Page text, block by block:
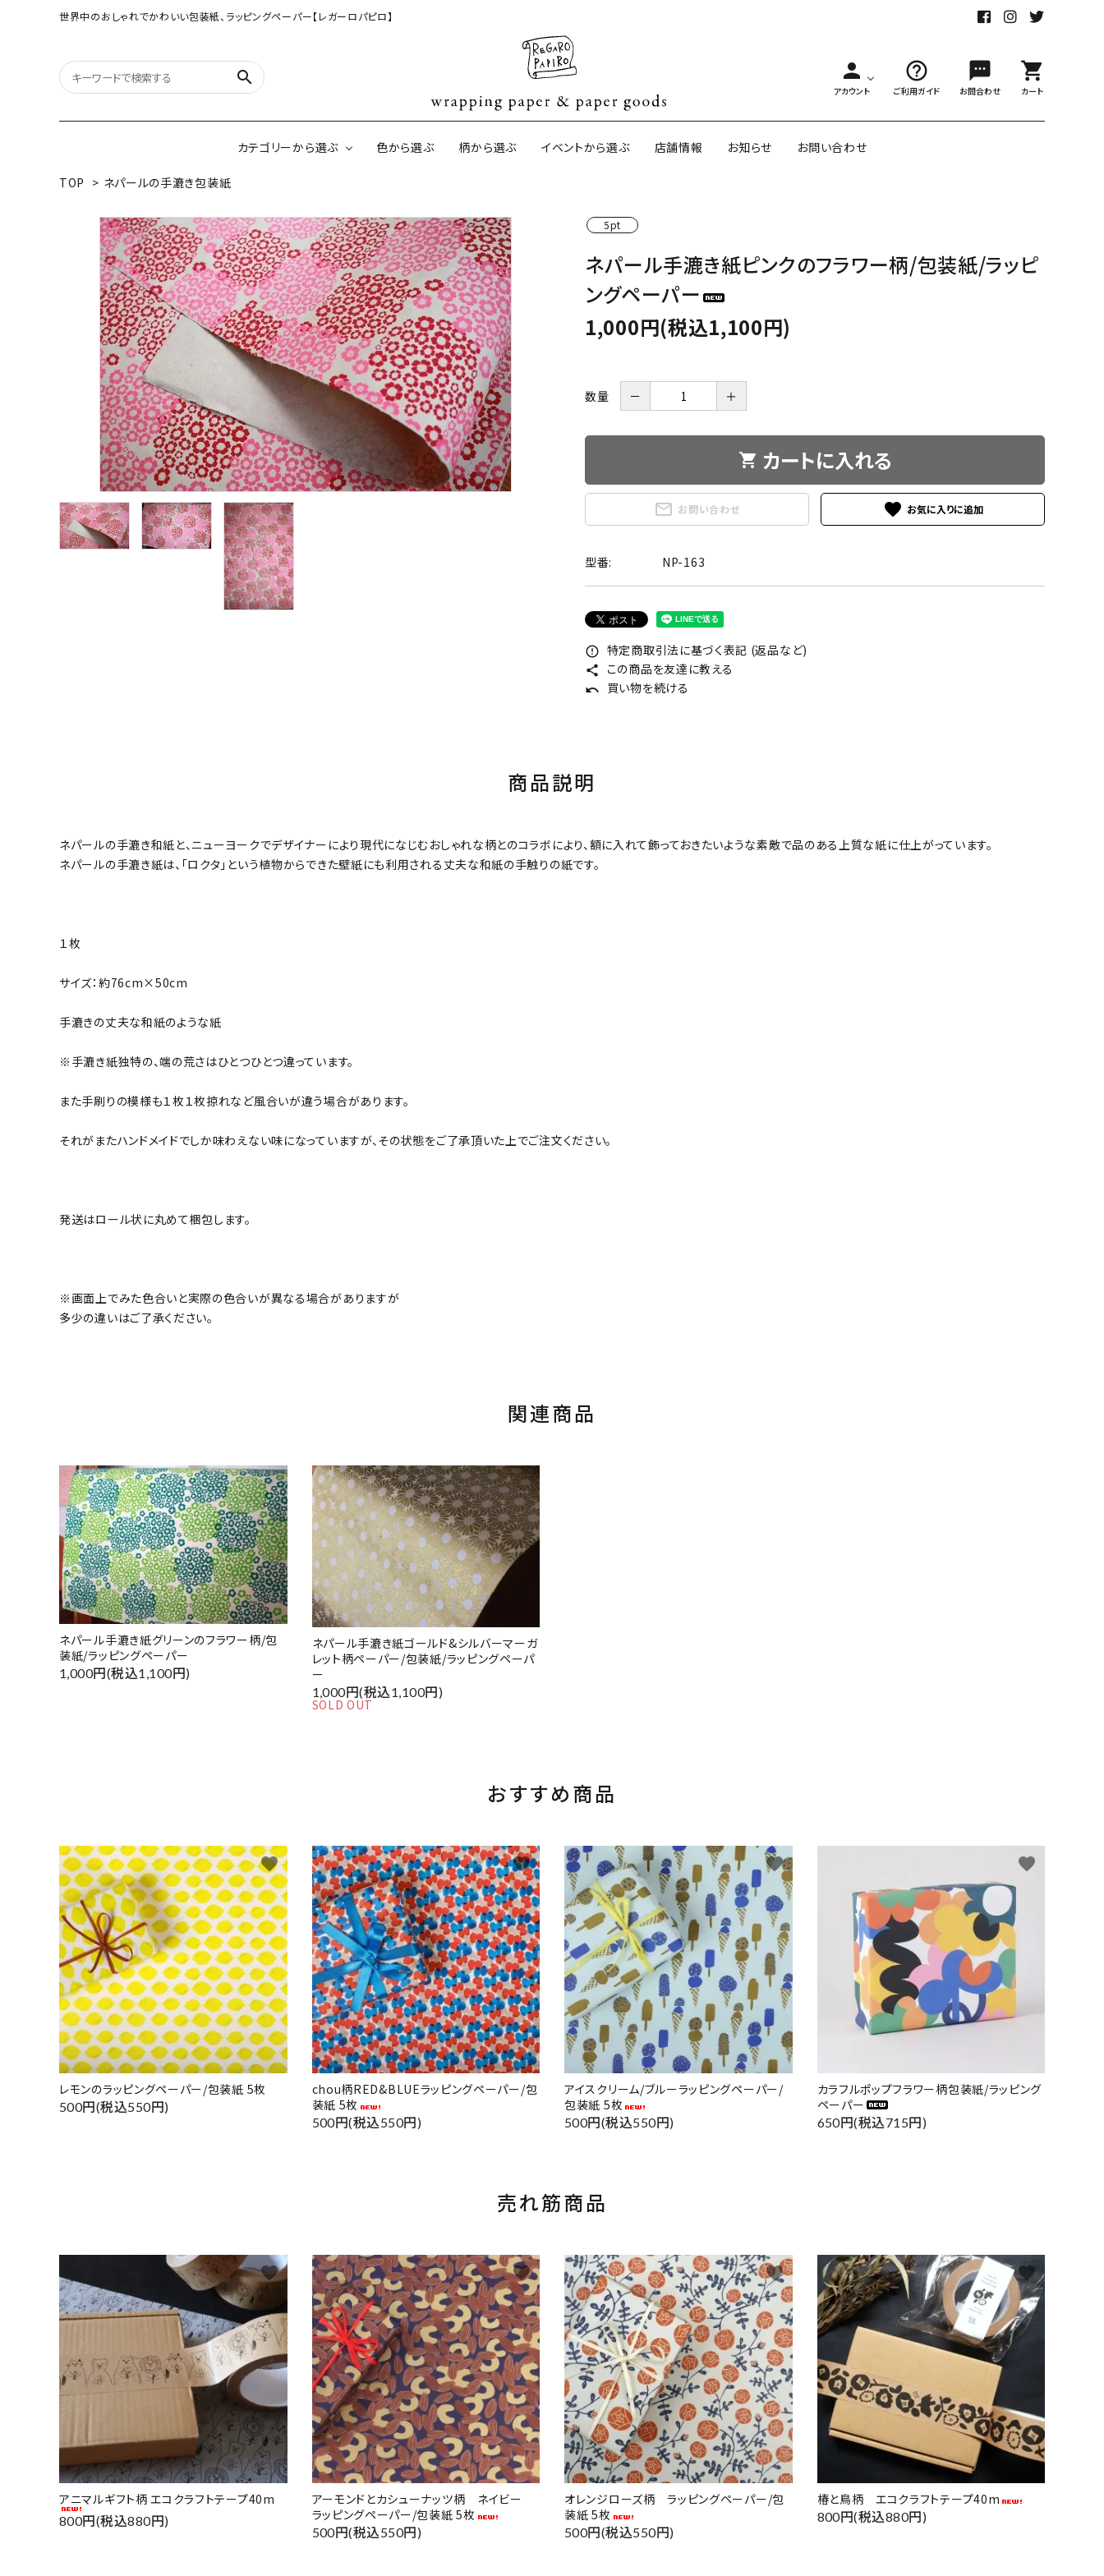
世界中のおしゃれでかわいい包装紙、ラッピングペーパー【レガーロパピロ】
search person
アカウント
help_outline
ご利用ガイド
sms
お問合わせ
shopping_cart
カート
カテゴリーから選ぶ
オリジナル包装紙
（A3相当サイズ）
【大判サイズ】オリジナル包装紙 和紙の包装紙(CAGWA paper)
サイズオーダー受注生産
ネパールの手漉き包装紙
インドのハンドプリントコットン
ペーパー
イギリスのモダン包装紙 イギリスの両面包装紙
ボタニカルダブルサイド包装紙 韓国のデザインペーパー 日本のペーパーブランド ラッピング用リボン・紐
色から選ぶ 柄から選ぶ イベントから選ぶ 店舗情報 お知らせ お問い合わせ
TOP > ネパールの手漉き包装紙
5pt
ネパール手漉き紙ピンクのフラワー柄/包装紙/ラッピ
ングペーパー
1,000円(税込1,100円)
数量 － ＋
shopping_cart カートに入れる
mail_outline お問い合わせ favorite
型番: NP-163
error_outline 特定商取引法に基づく表記 (返品など)
share この商品を友達に教える
undo 買い物を続ける
商品説明
ネパールの手漉き和紙と、ニューヨークでデザイナーにより現代になじむおしゃれな柄とのコラボにより、額に入れて飾っておきたいような素敵で品のある上質な紙に仕上がっています。
ネパールの手漉き紙は、「ロクタ」という植物からできた壁紙にも利用される丈夫な和紙の手触りの紙です。
１枚
サイズ：約76cm×50cm
手漉きの丈夫な和紙のような紙
※手漉き紙独特の、端の荒さはひとつひとつ違っています。
また手刷りの模様も１枚１枚掠れなど風合いが違う場合があります。
それがまたハンドメイドでしか味わえない味になっていますが、その状態をご了承頂いた上でご注文ください。
発送はロール状に丸めて梱包します。
※画面上でみた色合いと実際の色合いが異なる場合がありますが
多少の違いはご了承ください。
関連商品
ネパール手漉き紙グリーンのフラワー柄/包
装紙/ラッピングペーパー
1,000円(税込1,100円)
ネパール手漉き紙ゴールド&シルバーマーガ
レット柄ペーパー/包装紙/ラッピングペーパ
ー
1,000円(税込1,100円)
SOLD OUT
おすすめ商品
レモンのラッピングペーパー/包装紙 5枚
500円(税込550円)
favorite
chou柄RED&BLUEラッピングペーパー/包
装紙 5枚
500円(税込550円)
favorite
アイスクリーム/ブルーラッピングペーパー/
包装紙 5枚
500円(税込550円)
favorite
カラフルポップフラワー柄包装紙/ラッピング
ペーパー
650円(税込715円)
favorite
売れ筋商品
アニマルギフト柄 エコクラフトテープ40m
800円(税込880円)
favorite
アーモンドとカシューナッツ柄 ネイビー
ラッピングペーパー/包装紙 5枚
500円(税込550円)
favorite
オレンジローズ柄 ラッピングペーパー/包
装紙 5枚
500円(税込550円)
favorite
椿と鳥柄 エコクラフトテープ40m
800円(税込880円)
favorite